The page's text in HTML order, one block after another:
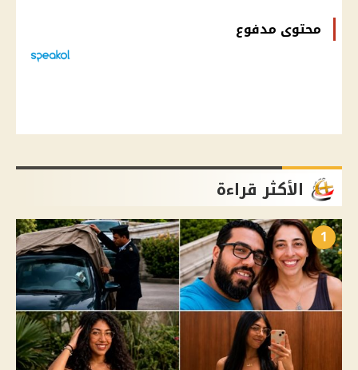
محتوى مدفوع
الأكثر قراءة
1